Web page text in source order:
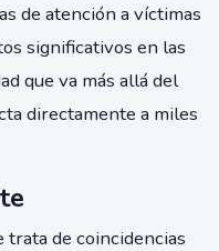
de atención a víctimas
significativos en las
que va más allá del
directamente a miles
trata de coincidencias